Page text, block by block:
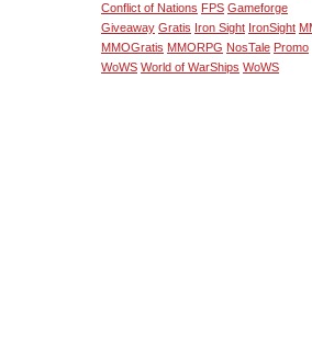
Conflict of Nations FPS Gameforge
Giveaway Gratis Iron Sight IronSight
MMOGratis MMORPG NosTale Promo
WoWS World of WarShips WoWS